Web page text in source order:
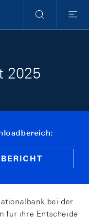
Suche
Menu
2025
bei der
für ihre Entscheide